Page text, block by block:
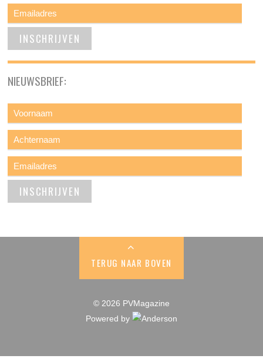
NIEUWSBRIEF:
TERUG NAAR BOVEN
© 2026 PVMagazine
Powered by